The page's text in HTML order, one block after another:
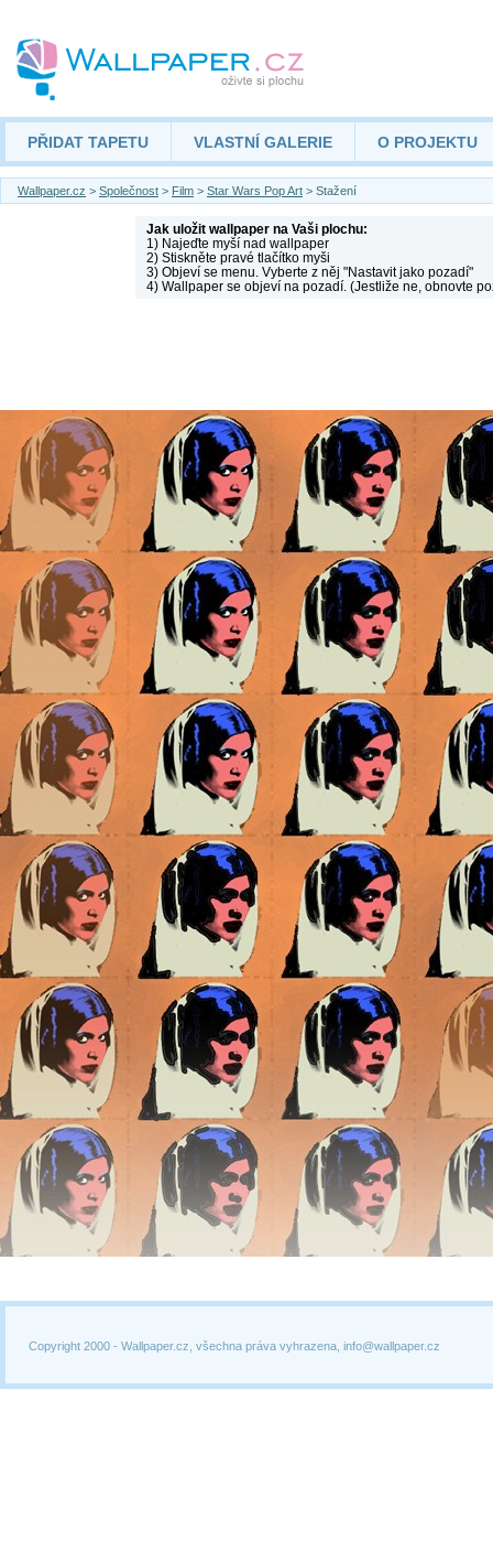
PŘIDAT TAPETU VLASTNÍ GALERIE O PROJEKTU
Wallpaper.cz > Společnost > Film > Star Wars Pop Art > Stažení
Jak uložit wallpaper na Vaši plochu:
1) Najeďte myší nad wallpaper
2) Stiskněte pravé tlačítko myši
3) Objeví se menu. Vyberte z něj "Nastavit jako pozadí"
4) Wallpaper se objeví na pozadí. (Jestliže ne, obnovte
Copyright 2000 - Wallpaper.cz, všechna práva vyhrazena, info@wallpaper.cz